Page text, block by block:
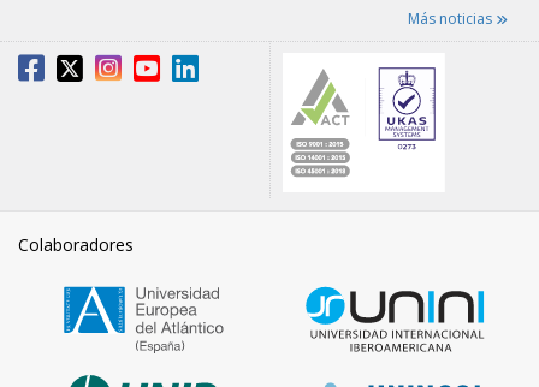
Más noticias
Colaboradores